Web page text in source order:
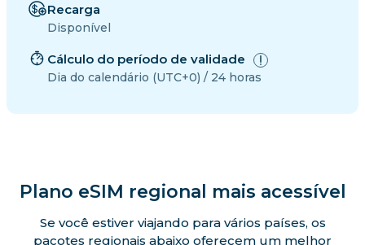
Recarga
Disponível
Cálculo do período de validade
Dia do calendário (UTC+0) / 24 horas
Plano eSIM regional mais acessível
Se você estiver viajando para vários países, os
pacotes regionais abaixo oferecem um melhor